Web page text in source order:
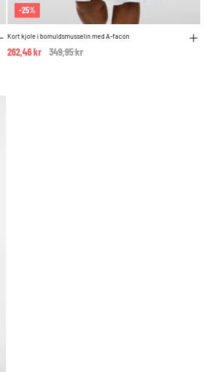
-25%
Kort kjole i bomuldsmusselin med A-facon
Price reduced from
349,95 kr
262,46 kr